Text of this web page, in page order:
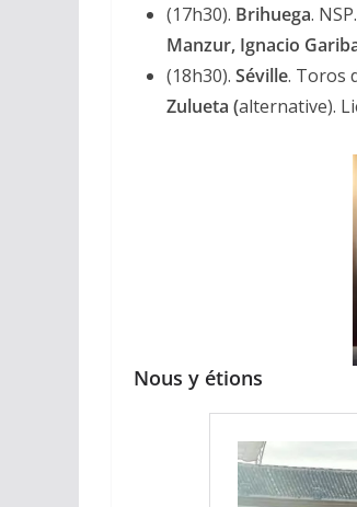
(17h30). Brihuega.
Manzur, Ignacio
(18h30). Séville. Toros
Zulueta (alternative).
Nous y étions